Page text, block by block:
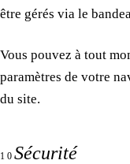
être gérés via le
Vous pouvez à tout
paramètres de votre
du site.
10Sécurité